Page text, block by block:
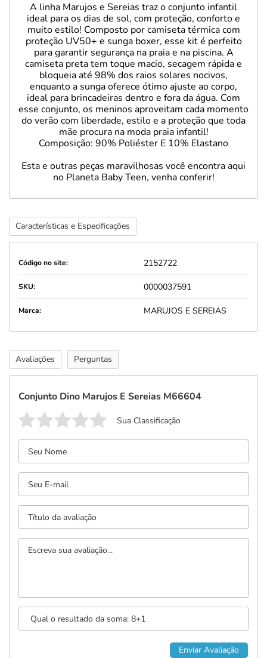
A linha Marujos e Sereias traz o conjunto infantil
ideal para os dias de sol, com proteção, conforto e
muito estilo! Composto por camiseta térmica com
proteção UV50+ e sunga boxer, esse kit é perfeito
para garantir segurança na praia e na piscina. A
camiseta preta tem toque macio, secagem rápida e
bloqueia até 98% dos raios solares nocivos,
enquanto a sunga oferece ótimo ajuste ao corpo,
ideal para brincadeiras dentro e fora da água. Com
esse conjunto, os meninos aproveitam cada momento
do verão com liberdade, estilo e a proteção que toda
mãe procura na moda praia infantil!
Composição: 90% Poliéster E 10% Elastano
Esta e outras peças maravilhosas você encontra aqui
no Planeta Baby Teen, venha conferir!
Características e Especificações
Código no site: 2152722
SKU: 0000037591
Marca: MARUJOS E SEREIAS
Avaliações Perguntas
Conjunto Dino Marujos E Sereias M66604
Sua Classificação